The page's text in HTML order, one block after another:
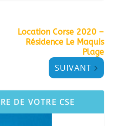
Location Corse 2020 –
Résidence Le Maquis
Plage
SUIVANT
DE VOTRE CSE